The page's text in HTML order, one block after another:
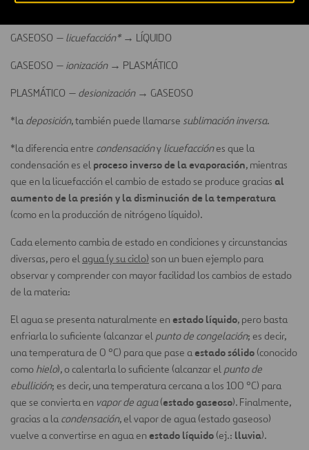
GASEOSO — licuefacción* → LÍQUIDO
GASEOSO — ionización → PLASMÁTICO
PLASMÁTICO — desionización → GASEOSO
*la deposición, también puede llamarse sublimación inversa.
*la diferencia entre condensacióny licuefacciónes que la
condensación es el proceso inverso de la evaporación, mientras
que en la licuefacción el cambio de estado se produce gracias al
aumento de la presión y la disminución de la temperatura
(como en la producción de nitrógeno líquido).
Cada elemento cambia de estado en condiciones y circunstancias
diversas, pero elagua (y su ciclo) son un buen ejemplo para
observar y comprender con mayor facilidad los cambios de estado
de la materia:
El agua se presenta naturalmente en estado líquido, pero basta
enfriarla lo suficiente (alcanzar el punto de congelación; es decir,
una temperatura de 0 ºC) para que pase a estado sólido (conocido
como hielo), o calentarla lo suficiente (alcanzar el punto de
ebullición; es decir, una temperatura cercana a los 100 ºC) para
que se convierta en vapor de agua(estado gaseoso). Finalmente,
gracias a la condensación, el vapor de agua (estado gaseoso)
vuelve a convertirse en agua en estado líquido (ej.: lluvia).